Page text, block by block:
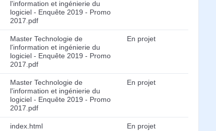
l'information et ingénierie du
logiciel - Enquête 2019 - Promo
2017.pdf
Master Technologie de
l'information et ingénierie du
logiciel - Enquête 2019 - Promo
2017.pdf
En projet
Master Technologie de
l'information et ingénierie du
logiciel - Enquête 2019 - Promo
2017.pdf
En projet
index.html En projet